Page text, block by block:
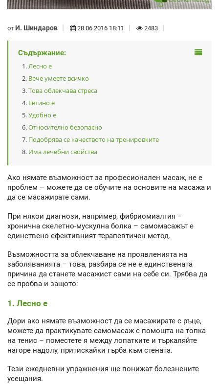
от И. Шиндаров 28.06.2016 18:11 2483
Съдържание:
Лесно е
Вече умеете всичко
Това облекчава стреса
Евтино е
Удобно е
Относително безопасно
Подобрява се качеството на тренировките
Има лечебни свойства
Ако нямате възможност за професионален масаж, не е
проблем – можете да се обучите на основите на масажа и
да се масажирате сами.
При някои диагнози, например, фибриомиалгия –
хронична скелетно-мускулна болка – самомасажът е
единствено ефективният терапевтичен метод.
Възможността за облекчаване на проявленията на
заболяванията – това, разбира се не е единствената
причина да станете масажист сами на себе си. Трябва да
се пробва и защото:
1. Лесно е
Дори ако нямате възможност да се масажирате с ръце,
можете да практикувате самомасаж с помощта на топка
на тенис – поместете я между лопатките и търкаляйте
нагоре надолу, притискайки гърба към стената.
Тези ежедневни упражнения ще понижат болезнените
усещания.